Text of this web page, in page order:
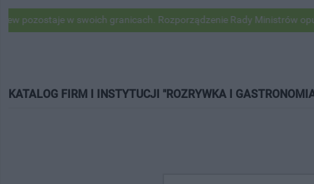
w swoich granicach. Rozporządzenie Rady Ministrów
KATALOG FIRM I INSTYTUCJI "ROZRYWKA I